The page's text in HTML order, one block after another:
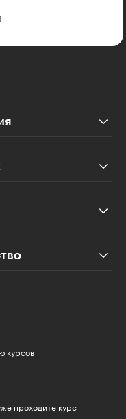
курсов
проходите курс